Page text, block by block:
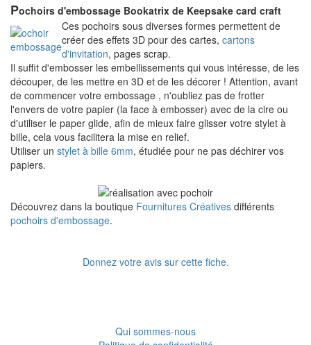
Pochoirs d'embossage Bookatrix de Keepsake card craft
Ces pochoirs sous diverses formes permettent de
créer des effets 3D pour des cartes, cartons
d'invitation, pages scrap.
Il suffit d'embosser les embellissements qui vous intéresse, de les
découper, de les mettre en 3D et de les décorer ! Attention, avant
de commencer votre embossage , n'oubliez pas de frotter
l'envers de votre papier (la face à embosser) avec de la cire ou
d'utiliser le paper glide, afin de mieux faire glisser votre stylet à
bille, cela vous facilitera la mise en relief.
Utiliser un stylet à bille 6mm, étudiée pour ne pas déchirer vos
papiers.
Découvrez dans la boutique Fournitures Créatives différents
pochoirs d'embossage.
Donnez votre avis sur cette fiche.
Qui sommes-nous